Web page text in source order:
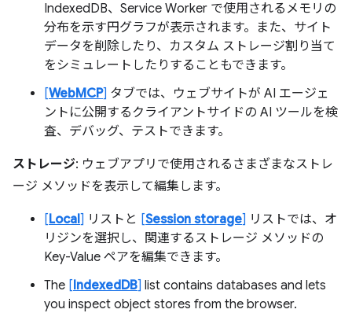
IndexedDB、Service Worker で使用されるメモリの
分布を示す円グラフが表示されます。また、サイト
データを削除したり、カスタム ストレージ割り当て
をシミュレートしたりすることもできます。
[WebMCP] タブでは、ウェブサイトが AI エージェ
ントに公開するクライアントサイドの AI ツールを検
査、デバッグ、テストできます。
ストレージ: ウェブアプリで使用されるさまざまなストレ
ージ メソッドを表示して編集します。
[Local] リストと [Session storage] リストでは、オ
リジンを選択し、関連するストレージ メソッドの
Key-Value ペアを編集できます。
The [IndexedDB] list contains databases and lets
you inspect object stores from the browser.